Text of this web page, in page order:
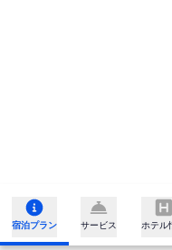
宿泊プラン サービス ホテル